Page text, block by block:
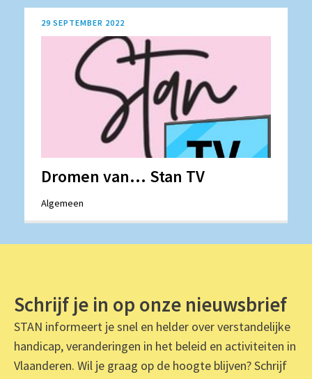
29 SEPTEMBER 2022
Dromen van... Stan TV
Algemeen
Schrijf je in op onze nieuwsbrief
STAN informeert je snel en helder over verstandelijke
handicap, veranderingen in het beleid en activiteiten in
Vlaanderen. Wil je graag op de hoogte blijven? Schrijf